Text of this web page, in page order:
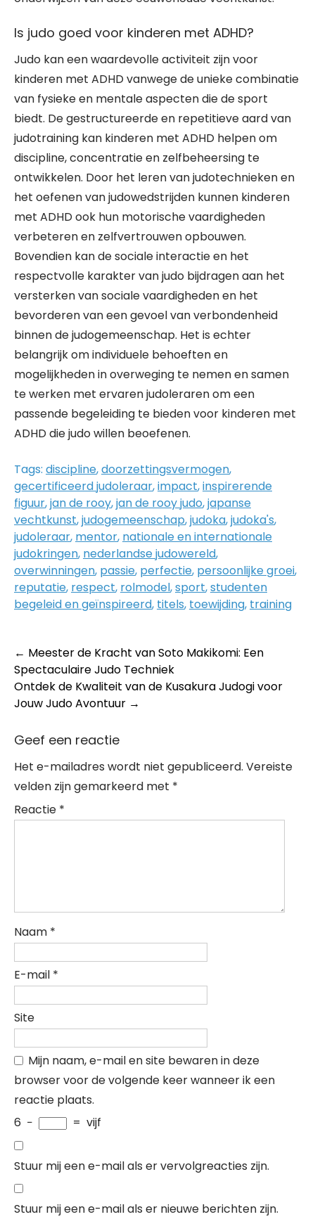
Is judo goed voor kinderen met ADHD?
Judo kan een waardevolle activiteit zijn voor
kinderen met ADHD vanwege de unieke combinatie
van fysieke en mentale aspecten die de sport
biedt. De gestructureerde en repetitieve aard van
judotraining kan kinderen met ADHD helpen om
discipline, concentratie en zelfbeheersing te
ontwikkelen. Door het leren van judotechnieken en
het oefenen van judowedstrijden kunnen kinderen
met ADHD ook hun motorische vaardigheden
verbeteren en zelfvertrouwen opbouwen.
Bovendien kan de sociale interactie en het
respectvolle karakter van judo bijdragen aan het
versterken van sociale vaardigheden en het
bevorderen van een gevoel van verbondenheid
binnen de judogemeenschap. Het is echter
belangrijk om individuele behoeften en
mogelijkheden in overweging te nemen en samen
te werken met ervaren judoleraren om een
passende begeleiding te bieden voor kinderen met
ADHD die judo willen beoefenen.
Tags: discipline,doorzettingsvermogen,
gecertificeerd judoleraar,impact,inspirerende
figuur,jan de rooy,jan de rooy judo,japanse
vechtkunst,judogemeenschap,judoka,judoka's,
judoleraar, mentor, nationale en internationale
judokringen, nederlandse judowereld,
overwinningen, passie, perfectie, persoonlijke groei,
reputatie, respect, rolmodel,sport,studenten
begeleid en geïnspireerd, titels, toewijding, training
Post
navigation
← Meester de Kracht van Soto Makikomi: Een
Spectaculaire Judo Techniek
Ontdek de Kwaliteit van de Kusakura Judogi voor
Jouw Judo Avontuur →
Geef een reactie
Het e-mailadres wordt niet gepubliceerd. Vereiste
velden zijn gemarkeerd met *
Reactie *
Naam *
E-mail *
Site
Mijn naam, e-mail en site bewaren in deze
browser voor de volgende keer wanneer ik een
reactie plaats.
6 − = vijf
Stuur mij een e-mail als er vervolgreacties zijn.
Stuur mij een e-mail als er nieuwe berichten zijn.